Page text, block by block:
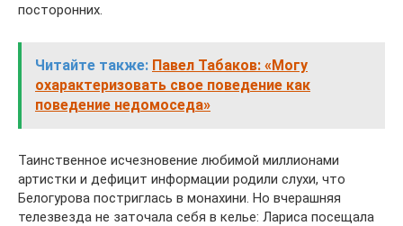
посторонних.
Читайте также: Павел Табаков: «Могу
охарактеризовать свое поведение как
поведение недомоседа»
Таинственное исчезновение любимой миллионами
артистки и дефицит информации родили слухи, что
Белогурова постриглась в монахини. Но вчерашняя
телезвезда не заточала себя в келье: Лариса посещала